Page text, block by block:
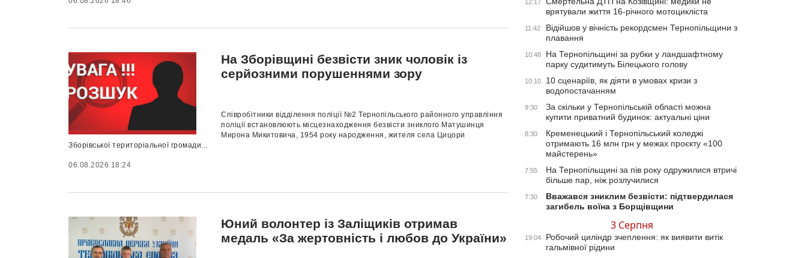
На Зборівщині безвісти зник чоловік із
серйозними порушеннями зору
Співробітники відділення поліції №2 Тернопільського районного управління
поліції встановлюють місцезнаходження безвісти зниклого Матушинця
Мирона Микитовича, 1954 року народження, жителя села Цицори
Зборівської територіальної громади...
06.08.2026 18:24
Юний волонтер із Заліщиків отримав
медаль «За жертовність і любов до України»
12:17
врятували життя 16-річного мотоцикліста
11:42
Відійшов у вічність рекордсмен Тернопільщини з
плавання
10:48
На Тернопільщині за рубки у ландшафтному
парку судитимуть Білецького голову
10:10
10 сценаріїв, як діяти в умовах кризи з
водопостачанням
9:30
За скільки у Тернопільській області можна
купити приватний будинок: актуальні ціни
8:30
Кременецький і Тернопільський коледжі
отримають 16 млн грн у межах проєкту «100
майстерень»
7:55
На Тернопільщині за пів року одружилися втричі
більше пар, ніж розлучилися
7:30
Вважався зниклим безвісти: підтвердилася
загибель воїна з Борщівщини
3 Серпня
19:04
Робочий циліндр зчеплення: як виявити витік
гальмівної рідини